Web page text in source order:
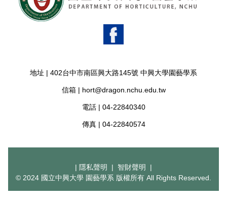
地址 | 402台中市南區興大路145號 中興大學園藝學系
信箱 | hort@dragon.nchu.edu.tw
電話 | 04-22840340
傳真 | 04-22840574
| 隱私聲明 | 智財聲明
|
© 2024 國立中興大學 園藝學系 版權所有 All Rights Reserved.